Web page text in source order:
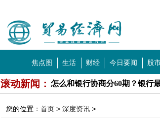
焦点图 生活 财经 今日要闻 股
科技 教育
滚动新闻： 怎么和银行协商分60期？银行
您的位置： 首页 > 深度资讯 >